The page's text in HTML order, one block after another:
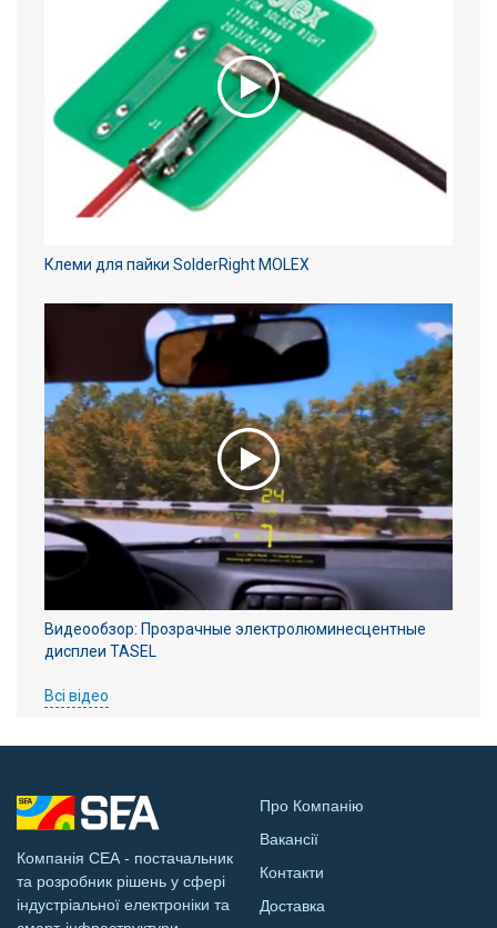
Клеми для пайки SolderRight MOLEX
Видеообзор: Прозрачные электролюминесцентные
дисплеи TASEL
Всі відео
Компанія СЕА - постачальник
та розробник рішень у сфері
індустріальної електроніки та
Про Компанію
Вакансії
Контакти
Доставка